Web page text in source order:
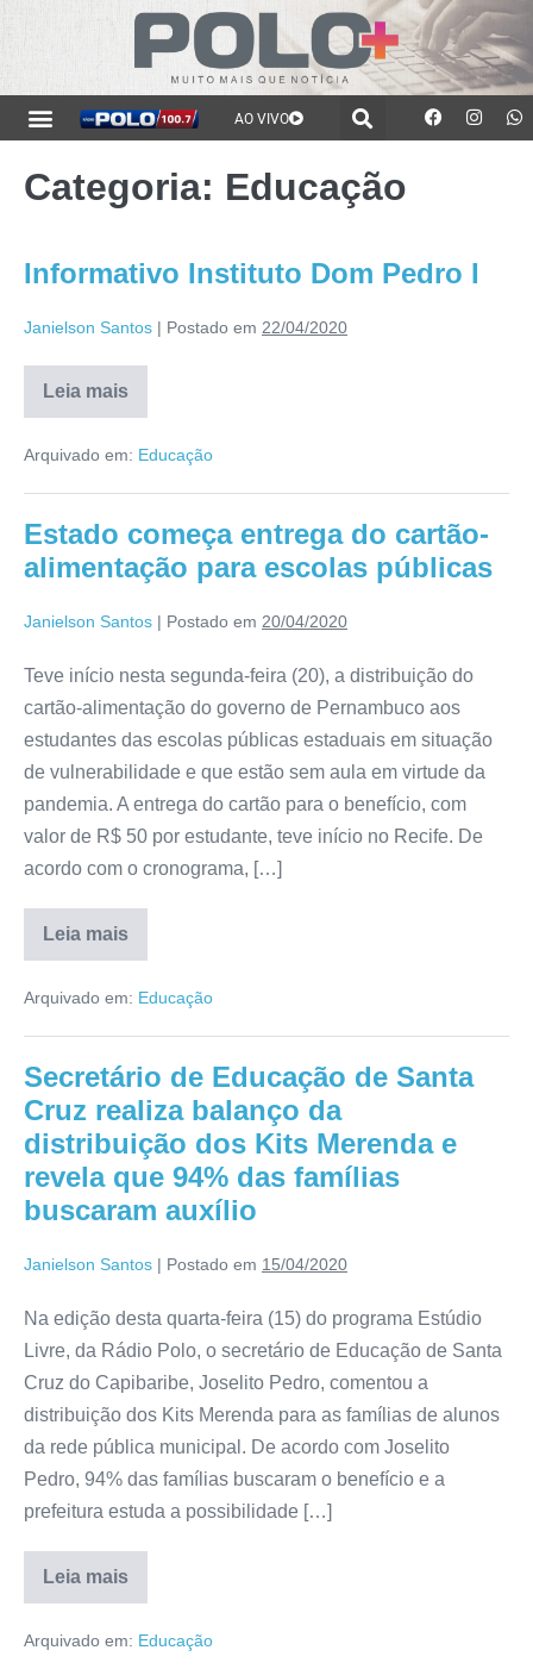
AO VIVO
Categoria: Educação
Informativo Instituto Dom Pedro I
Janielson Santos | Postado em 22/04/2020
Leia mais
Arquivado em: Educação
Estado começa entrega do cartão-
alimentação para escolas públicas
Janielson Santos | Postado em 20/04/2020
Teve início nesta segunda-feira (20), a distribuição do
cartão-alimentação do governo de Pernambuco aos
estudantes das escolas públicas estaduais em situação
de vulnerabilidade e que estão sem aula em virtude da
pandemia. A entrega do cartão para o benefício, com
valor de R$ 50 por estudante, teve início no Recife. De
acordo com o cronograma, […]
Leia mais
Arquivado em: Educação
Secretário de Educação de Santa
Cruz realiza balanço da
distribuição dos Kits Merenda e
revela que 94% das famílias
buscaram auxílio
Janielson Santos | Postado em 15/04/2020
Na edição desta quarta-feira (15) do programa Estúdio
Livre, da Rádio Polo, o secretário de Educação de Santa
Cruz do Capibaribe, Joselito Pedro, comentou a
distribuição dos Kits Merenda para as famílias de alunos
da rede pública municipal. De acordo com Joselito
Pedro, 94% das famílias buscaram o benefício e a
prefeitura estuda a possibilidade […]
Leia mais
Arquivado em: Educação